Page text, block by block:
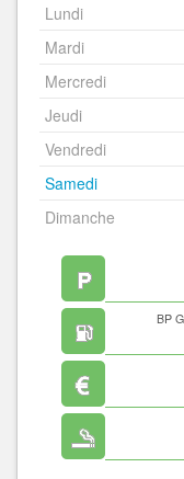
Lundi
Mardi
Mercredi
Jeudi
Vendredi
Samedi
Dimanche
BP